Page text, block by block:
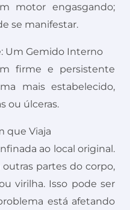
motor engasgando;
se manifestar.
Um Gemido Interno
firme e persistente
mais estabelecido,
ou úlceras.
que Viaja
ao local original.
outras partes do corpo,
virilha. Isso pode ser
está afetando